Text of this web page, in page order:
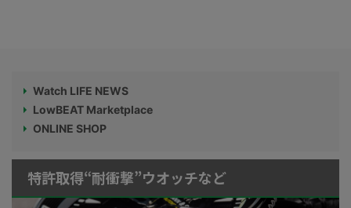
Watch LIFE NEWS
LowBEAT Marketplace
ONLINE SHOP
特許取得“耐衝撃”ウオッチなど